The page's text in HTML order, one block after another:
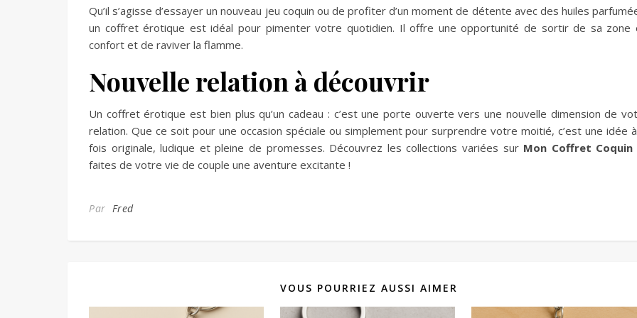
Qu’il s’agisse d’essayer un nouveau jeu coquin ou de profiter d’un moment de détente avec des huiles
un coffret érotique est idéal pour pimenter votre quotidien. Il offre une opportunité de sortir de sa zone
confort et de raviver la flamme.
Nouvelle relation à découvrir
Un coffret érotique est bien plus qu’un cadeau : c’est une porte ouverte vers une nouvelle dimension de
relation. Que ce soit pour une occasion spéciale ou simplement pour surprendre votre moitié, c’est une idée
fois originale, ludique et pleine de promesses. Découvrez les collections variées sur Mon Coffret Coquin
faites de votre vie de couple une aventure excitante !
Par Fred
VOUS POURRIEZ AUSSI AIMER